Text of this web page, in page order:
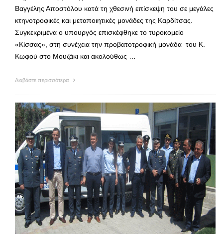
Βαγγέλης Αποστόλου κατά τη χθεσινή επίσκεψη του σε μεγάλες
κτηνοτροφικές και μεταποιητικές μονάδες της Καρδίτσας.
Συγκεκριμένα ο υπουργός επισκέφθηκε το τυροκομείο
«Κίσσας», στη συνέχεια την προβατοτροφική μονάδα του Κ.
Κωφού στο Μουζάκι και ακολούθως …
Διαβάστε περισσότερα